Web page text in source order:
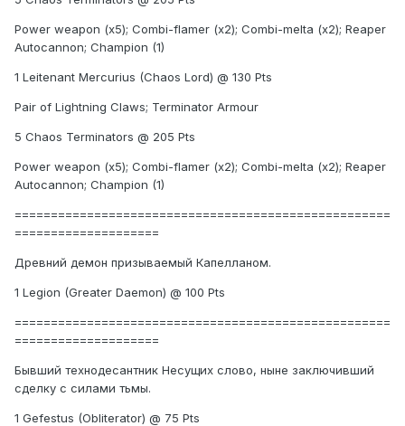
Power weapon (x5); Combi-flamer (x2); Combi-melta (x2); Reaper
Autocannon; Champion (1)
1 Leitenant Mercurius (Chaos Lord) @ 130 Pts
Pair of Lightning Claws; Terminator Armour
5 Chaos Terminators @ 205 Pts
Power weapon (x5); Combi-flamer (x2); Combi-melta (x2); Reaper
Autocannon; Champion (1)
====================================================
====================
Древний демон призываемый Капелланом.
1 Legion (Greater Daemon) @ 100 Pts
====================================================
====================
Бывший технодесантник Несущих слово, ныне заключивший
сделку с силами тьмы.
1 Gefestus (Obliterator) @ 75 Pts